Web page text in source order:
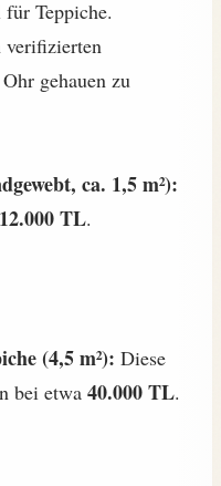
Teppiche.
verifizierten
gehauen zu
ca. 1,5 m²):
12.000 TL.
(4,5 m²): Diese
bei etwa 40.000 TL.